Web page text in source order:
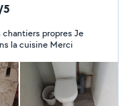
5
propres Je
la cuisine Merci